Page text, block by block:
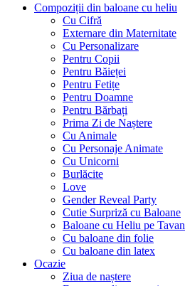
Compoziții din baloane cu heliu
Cu Cifră
Externare din Maternitate
Cu Personalizare
Pentru Copii
Pentru Băieței
Pentru Fetițe
Pentru Doamne
Pentru Bărbați
Prima Zi de Naștere
Cu Animale
Cu Personaje Animate
Cu Unicorni
Burlăcite
Love
Gender Reveal Party
Cutie Surpriză cu Baloane
Baloane cu Heliu pe Tavan
Cu baloane din folie
Cu baloane din latex
Ocazie
Ziua de naștere